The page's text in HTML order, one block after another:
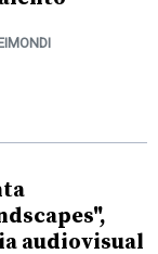
audiovisual